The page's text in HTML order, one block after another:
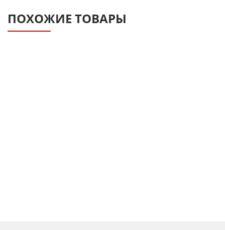
ПОХОЖИЕ ТОВАРЫ